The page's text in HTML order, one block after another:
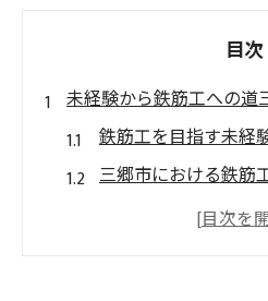
目次
未経験から鉄筋工への道
鉄筋工を目指す未経
三郷市における鉄筋
鉄筋工のキャリアパ